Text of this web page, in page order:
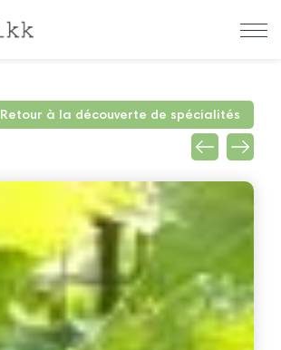
Retour à la découverte de spécialités